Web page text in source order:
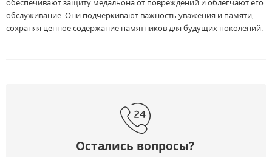
обеспечивают защиту медальона от повреждений и облегчают его
обслуживание. Они подчеркивают важность уважения и памяти,
сохраняя ценное содержание памятников для будущих поколений.
Остались вопросы?